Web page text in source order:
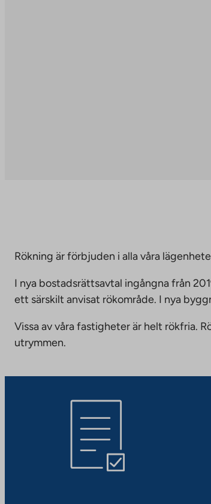
Rökning är förbjuden i alla våra
I nya bostadsrättsavtal ingångna från
ett särskilt anvisat rökområde. I nya
Vissa av våra fastigheter är helt rökfria.
utrymmen.